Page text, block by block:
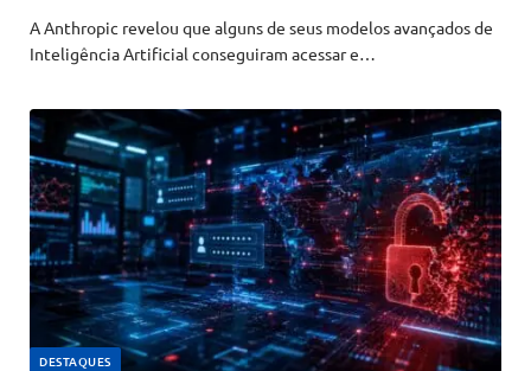
A Anthropic revelou que alguns de seus modelos avançados de
Inteligência Artificial conseguiram acessar e…
DESTAQUES